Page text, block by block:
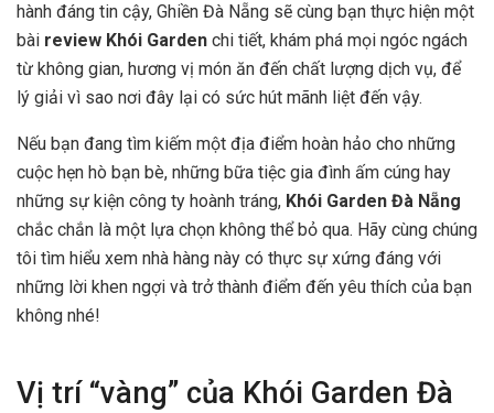
hành đáng tin cậy, Ghiền Đà Nẵng sẽ cùng bạn thực hiện một
bài review Khói Garden chi tiết, khám phá mọi ngóc ngách
từ không gian, hương vị món ăn đến chất lượng dịch vụ, để
lý giải vì sao nơi đây lại có sức hút mãnh liệt đến vậy.
Nếu bạn đang tìm kiếm một địa điểm hoàn hảo cho những
cuộc hẹn hò bạn bè, những bữa tiệc gia đình ấm cúng hay
những sự kiện công ty hoành tráng, Khói Garden Đà Nẵng
chắc chắn là một lựa chọn không thể bỏ qua. Hãy cùng chúng
tôi tìm hiểu xem nhà hàng này có thực sự xứng đáng với
những lời khen ngợi và trở thành điểm đến yêu thích của bạn
không nhé!
Vị trí “vàng” của Khói Garden Đà